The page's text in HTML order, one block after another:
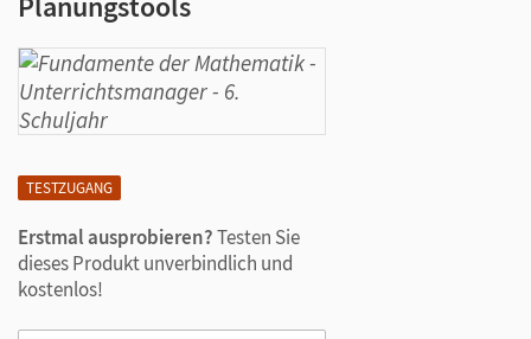
TESTZUGANG
Erstmal ausprobieren?Testen Sie
dieses Produkt unverbindlich und
kostenlos!